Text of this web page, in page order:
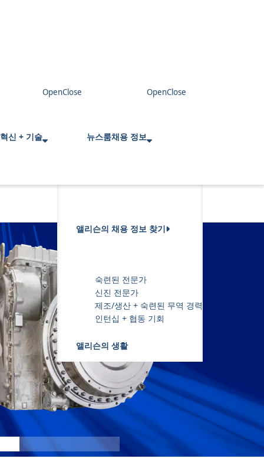
혁신 + 기술 뉴스룸채용 정보
앨리슨의 채용 정보 찾기
숙련된 전문가
신진 전문가
제조/생산 + 숙련된 무역 경력
인턴십 + 협동 기회
앨리슨의 생활